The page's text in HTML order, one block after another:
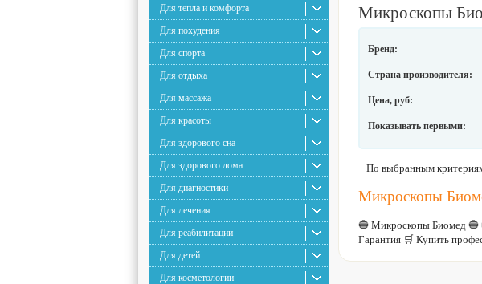
Для тепла и комфорта
Для похудения
Для спорта
Для отдыха
Для массажа
Для красоты
Для здорового сна
Для здорового дома
Для диагностики
Для лечения
Для реабилитации
Для детей
Для косметологии
Микроскопы
Бренд:
Страна производителя:
Цена, руб:
Показывать первыми:
По выбранным
Микроскопы
🔵 Микроскопы Биомед 🔵
Гарантия 🛒 Купить